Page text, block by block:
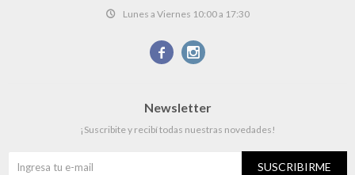
Lunes a Viernes 10:00 a 17:30
 
Newsletter
¡Suscribite y recibí todas nuestras novedades!
SUSCRIBIRME